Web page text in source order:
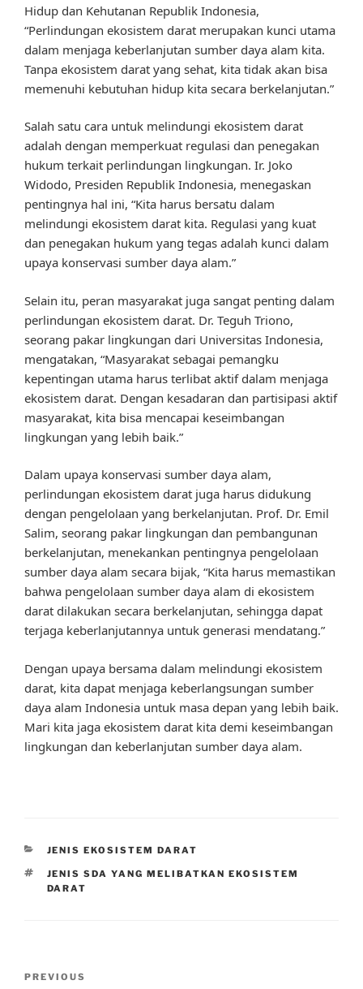
Hidup dan Kehutanan Republik Indonesia,
“Perlindungan ekosistem darat merupakan kunci utama
dalam menjaga keberlanjutan sumber daya alam kita.
Tanpa ekosistem darat yang sehat, kita tidak akan bisa
memenuhi kebutuhan hidup kita secara berkelanjutan.”
Salah satu cara untuk melindungi ekosistem darat
adalah dengan memperkuat regulasi dan penegakan
hukum terkait perlindungan lingkungan. Ir. Joko
Widodo, Presiden Republik Indonesia, menegaskan
pentingnya hal ini, “Kita harus bersatu dalam
melindungi ekosistem darat kita. Regulasi yang kuat
dan penegakan hukum yang tegas adalah kunci dalam
upaya konservasi sumber daya alam.”
Selain itu, peran masyarakat juga sangat penting dalam
perlindungan ekosistem darat. Dr. Teguh Triono,
seorang pakar lingkungan dari Universitas Indonesia,
mengatakan, “Masyarakat sebagai pemangku
kepentingan utama harus terlibat aktif dalam menjaga
ekosistem darat. Dengan kesadaran dan partisipasi aktif
masyarakat, kita bisa mencapai keseimbangan
lingkungan yang lebih baik.”
Dalam upaya konservasi sumber daya alam,
perlindungan ekosistem darat juga harus didukung
dengan pengelolaan yang berkelanjutan. Prof. Dr. Emil
Salim, seorang pakar lingkungan dan pembangunan
berkelanjutan, menekankan pentingnya pengelolaan
sumber daya alam secara bijak, “Kita harus memastikan
bahwa pengelolaan sumber daya alam di ekosistem
darat dilakukan secara berkelanjutan, sehingga dapat
terjaga keberlanjutannya untuk generasi mendatang.”
Dengan upaya bersama dalam melindungi ekosistem
darat, kita dapat menjaga keberlangsungan sumber
daya alam Indonesia untuk masa depan yang lebih baik.
Mari kita jaga ekosistem darat kita demi keseimbangan
lingkungan dan keberlanjutan sumber daya alam.
CATEGORIES
JENIS EKOSISTEM DARAT
TAGS
JENIS SDA YANG MELIBATKAN EKOSISTEM
DARAT
Previous
PREVIOUS